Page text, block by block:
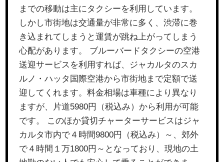
までの移動は主にタクシーを利用しています。
しかし市街地は交通量が非常に多く、渋滞に巻
き込まれてしまうと運賃が跳ね上がってしまう
心配があります。 ブルーバードタクシーの空港
送迎サービスを利用すれば、ジャカルタのスカ
ルノ・ハッタ国際空港から市街地まで定額で送
迎してくれます。料金相場は車種により異なり
ますが、片道5980円（税込み）から利用が可能
です。 このほか貸切チャーターサービスはジャ
カルタ市内で４時間9800円（税込み）～、郊外
で４時間１万1800円～となっており、現地の土